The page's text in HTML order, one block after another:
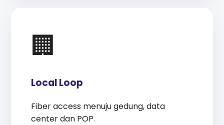
🏢
Local Loop
Fiber access menuju gedung, data
center dan POP.